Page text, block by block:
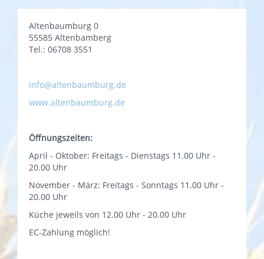
Altenbaumburg 0
55585 Altenbamberg
Tel.: 06708 3551
info@altenbaumburg.de
www.altenbaumburg.de
Öffnungszeiten:
April - Oktober: Freitags - Dienstags 11.00 Uhr -
20.00 Uhr
November - März: Freitags - Sonntags 11.00 Uhr -
20.00 Uhr
Küche jeweils von 12.00 Uhr - 20.00 Uhr
EC-Zahlung möglich!